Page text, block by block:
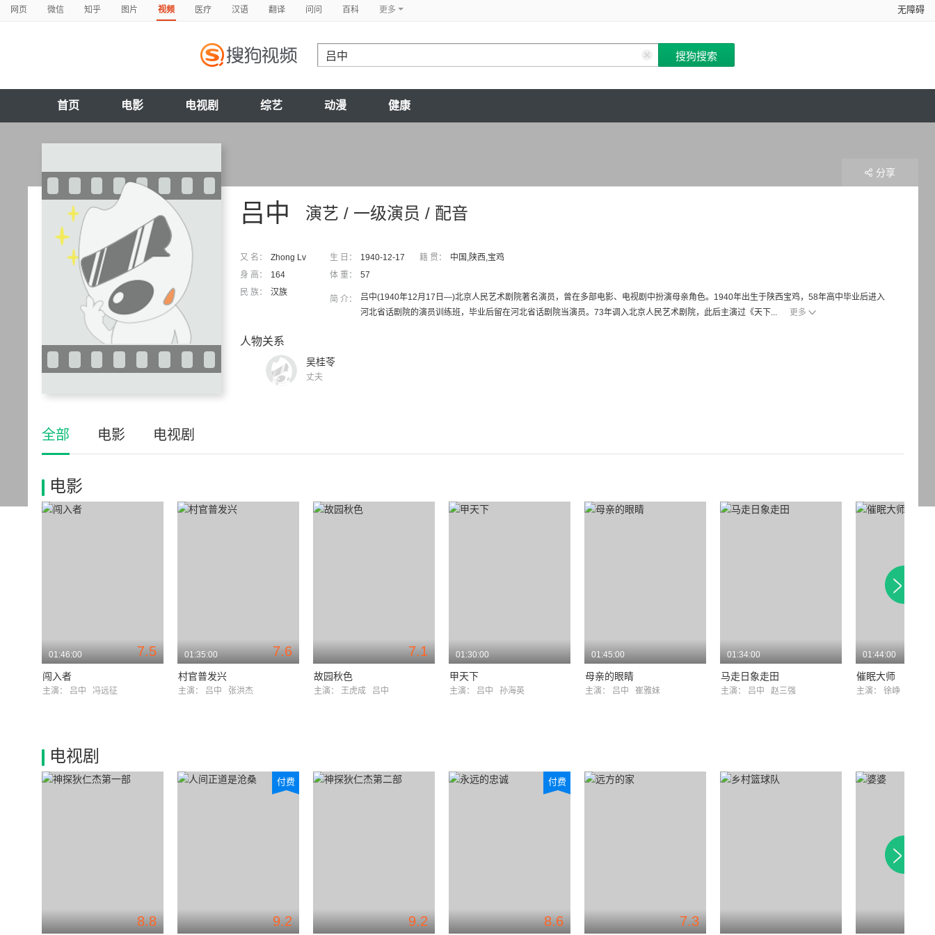
网页 微信 知乎 图片 视频 医疗 汉语 翻译 问问 百科 更多 无障碍
首页 电影 电视剧 综艺 动漫 健康
演艺 / 一级演员 / 配音
吕中
又 名： Zhong Lv 生 日： 1940-12-17 籍 贯：
中国,陕西,宝鸡
身 高：
164 体 重：
57
民 族：
汉族
简 介：
吕中(1940年12月17日—)北京人民艺术剧院著名演员，曾在多部电影、电视剧中扮演母亲角色。1940年出生于陕西宝鸡，58年高中毕业后进入
河北省话剧院的演员训练班，毕业后留在河北省话剧院当演员。73年调入北京人民艺术剧院，此后主演过《天下...
更多
人物关系
吴桂苓
丈夫
分享
全部 电影 电视剧
电影
7.5
01:46:00
闯入者
主演： 吕中 冯远征
7.6
01:35:00
村官普发兴
主演： 吕中 张洪杰
7.1
故园秋色
主演： 王虎成 吕中
01:30:00
甲天下
主演： 吕中 孙海英
01:45:00
母亲的眼睛
主演： 吕中 崔雅妹
01:34:00
马走日象走田
主演： 吕中 赵三强
01:44:00
催眠大师
主演： 徐峥
电视剧
8.8 9.2
付费
9.2 8.6
付费
7.3